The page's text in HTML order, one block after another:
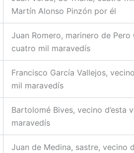
Martín Alonso Pinzón por él
Juan Romero, marinero de Pero
cuatro mil maravedís
Francisco García Vallejos,
mil maravedís
Bartolomé Bives, vecino d’esta
maravedís
Juan de Medina, sastre, vecino